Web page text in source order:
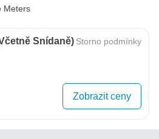
Meters
Snídaně) Storno podmínky
Zobrazit ceny